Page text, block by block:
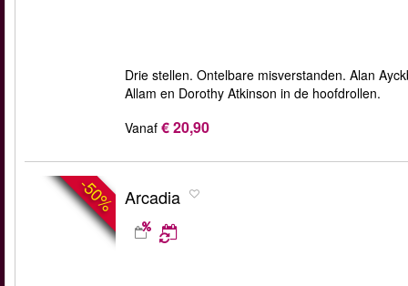
Drie stellen. Ontelbare misverstanden. Alan
Allam en Dorothy Atkinson in de hoofdrollen.
Vanaf € 20,90
-50% Arcadia